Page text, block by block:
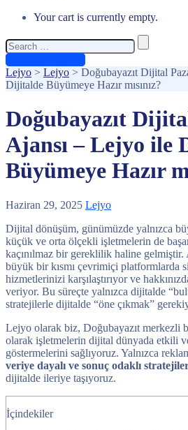
Your cart is currently empty.
Search
for:
Lejyo > Lejyo > Doğubayazıt Dijital
Dijitalde Büyümeye Hazır mısınız?
Doğubayazıt
Ajansı – Lejyo ile
Büyümeye Hazır
Haziran 29, 2025 Lejyo
Dijital dönüşüm, günümüzde yalnızca
küçük ve orta ölçekli işletmelerin de
kaçınılmaz bir gereklilik haline
büyük bir kısmı çevrimiçi platformlarda
hizmetlerinizi karşılaştırıyor ve
veriyor. Bu süreçte yalnızca dijitalde
stratejilerle dijitalde “öne çıkmak”
Lejyo olarak biz, Doğubayazıt merkezli
olarak işletmelerin dijital dünyada etkili
göstermelerini sağlıyoruz. Yalnızca
veriye dayalı ve sonuç odaklı
dijitalde ileriye taşıyoruz.
İçindekiler